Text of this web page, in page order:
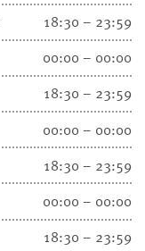
18:30 – 23:59
00:00 – 00:00
18:30 – 23:59
00:00 – 00:00
18:30 – 23:59
00:00 – 00:00
18:30 – 23:59